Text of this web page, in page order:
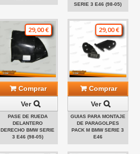
SERIE 3 E46 (98-05)
29,00 €
Comprar
Ver
PASE DE RUEDA
DELANTERO
DERECHO BMW SERIE
3 E46 (98-05)
29,00 €
Comprar
Ver
GUIAS PARA MONTAJE
DE PARAGOLPES
PACK M BMW SERIE 3
E46